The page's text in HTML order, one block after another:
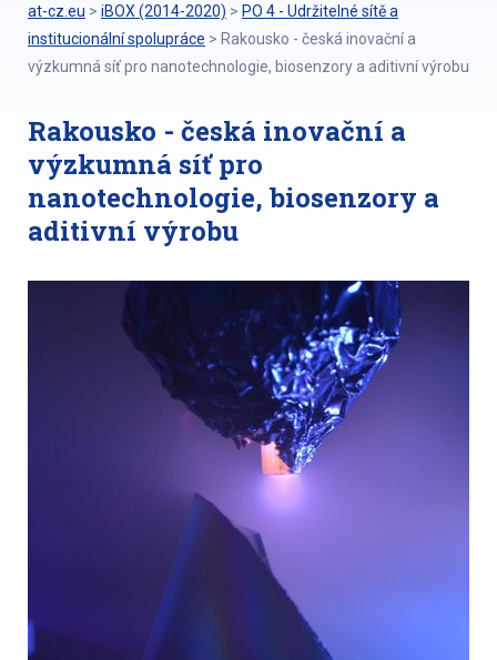
at-cz.eu > iBOX (2014-2020) > PO 4 - Udržitelné sítě a
institucionální spolupráce > Rakousko - česká inovační a
výzkumná síť pro nanotechnologie, biosenzory a aditivní výrobu
Rakousko - česká inovační a
výzkumná síť pro
nanotechnologie, biosenzory a
aditivní výrobu